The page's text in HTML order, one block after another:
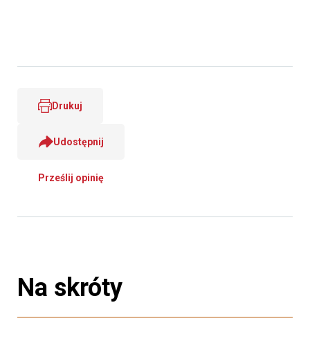
Drukuj
Udostępnij
Prześlij opinię
Na skróty